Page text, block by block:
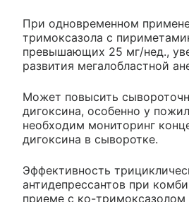
При одновременном
тримоксазола с
превышающих 25 мг/нед.,
развития мегалобластной
Может повысить
дигоксина, особенно у
необходим мониторинг
дигоксина в сыворотке.
Эффективность
антидепрессантов при
приеме с ко-